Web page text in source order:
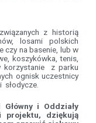
z historią
losami polskich
czy na basenie, lub w
koszykówka, tenis,
korzystanie z parku
ognisk uczestnicy
słodycze.
i Oddziały
projektu, dziękują